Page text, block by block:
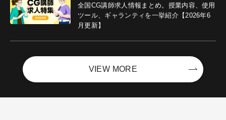
全国CG講師求人情報まとめ。授業内容、使用
ツール、ギャランティを一挙紹介【2026年6
月更新】
VIEW MORE